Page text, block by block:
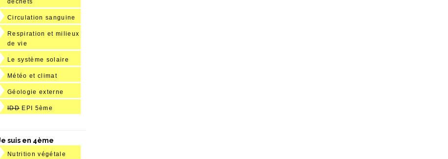
déchets
Circulation sanguine
Respiration et milieux
de vie
Le système solaire
Météo et climat
Géologie externe
IDD EPI 5ème
suis en 4ème
Nutrition végétale